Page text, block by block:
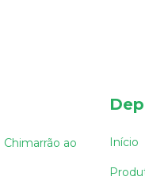
ao
Início